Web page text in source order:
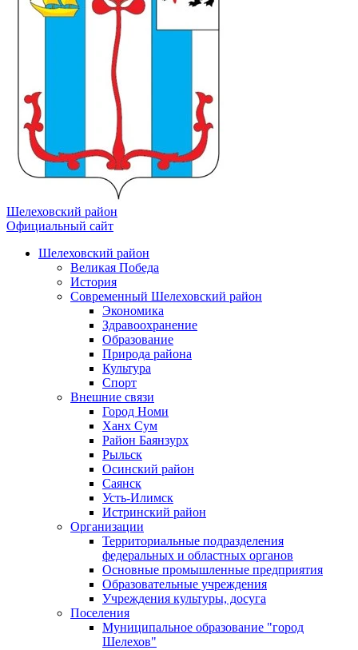
Шелеховский район
Официальный сайт
Шелеховский район
Великая Победа
История
Современный Шелеховский район
Экономика
Здравоохранение
Образование
Природа района
Культура
Спорт
Внешние связи
Город Номи
Ханх Сум
Район Баянзурх
Рыльск
Осинский район
Саянск
Усть-Илимск
Истринский район
Организации
Территориальные подразделения
федеральных и областных органов
Основные промышленные предприятия
Образовательные учреждения
Учреждения культуры, досуга
Поселения
Муниципальное образование "город
Шелехов"